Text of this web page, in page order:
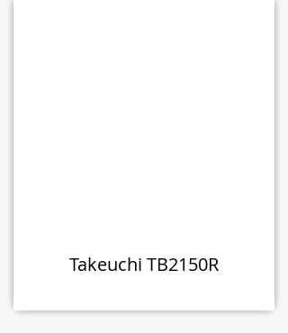
Takeuchi TB2150R